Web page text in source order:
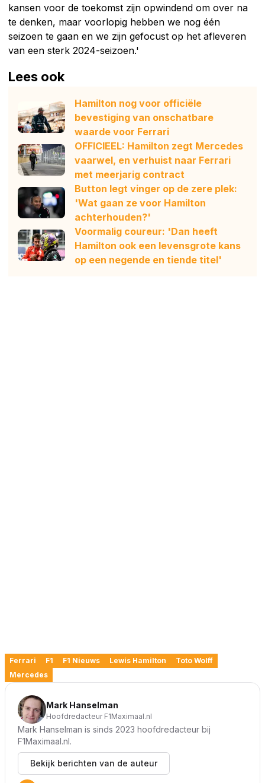
kansen voor de toekomst zijn opwindend om over na
te denken, maar voorlopig hebben we nog één
seizoen te gaan en we zijn gefocust op het afleveren
van een sterk 2024-seizoen.'
Lees ook
Hamilton nog voor officiële
bevestiging van onschatbare
waarde voor Ferrari
OFFICIEEL: Hamilton zegt Mercedes
vaarwel, en verhuist naar Ferrari
met meerjarig contract
Button legt vinger op de zere plek:
'Wat gaan ze voor Hamilton
achterhouden?'
Voormalig coureur: 'Dan heeft
Hamilton ook een levensgrote kans
op een negende en tiende titel'
Ferrari F1 F1 Nieuws Lewis Hamilton
Toto Wolff
Mercedes
Mark Hanselman
Hoofdredacteur F1Maximaal.nl
Mark Hanselman is sinds 2023 hoofdredacteur bij
F1Maximaal.nl.
Bekijk berichten van de auteur